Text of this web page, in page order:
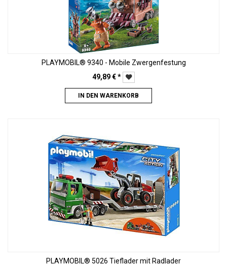
PLAYMOBIL® 9340 - Mobile Zwergenfestung
49,89€*
IN DEN WARENKORB
PLAYMOBIL® 5026 Tieflader mit Radlader